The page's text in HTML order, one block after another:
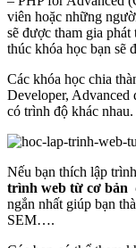
viên hoặc những
sẽ được tham gia
thúc khóa học bạn sẽ
Các khóa học chia
Developer, Advanced
có trình độ khác nhau.
Nếu bạn thích lập
trình web từ cơ bản
ngắn nhất giúp bạn
SEM….